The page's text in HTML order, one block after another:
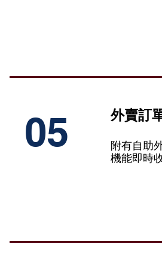
05 外賣訂
附有自助
機能即時